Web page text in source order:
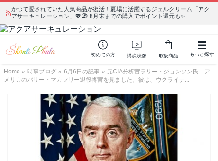
かつて愛されていた人気商品が復活！夏場に活躍するジェルクリーム「アク
アサーキュレーション」💖🏖️ 8月末までの購入でポイント還元も✨
初めての方 講演映像 取扱商品 もっと探す
Home » 時事ブログ » 6月6日の記事 » 元CIA分析官ラリー・ジョンソン氏「ア
メリカのバリー・マカフリー退役将官を見ました。彼は、ウクライナ...